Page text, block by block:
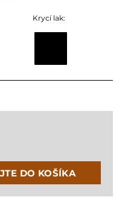
Krycí lak:
DO KOŠÍKA